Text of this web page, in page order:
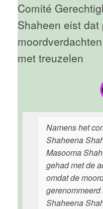
Comité
Shaheen eist dat
met treuzelen
Namens het
Shaheena
Masooma
gehad met de
omdat de
Shaheena